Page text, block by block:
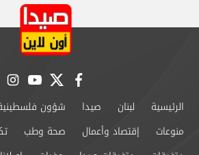
facebook
twitter
youtube
الرئيسية لبنان صيدا شؤون
منوعات
إقتصاد وأعمال صحة وطب